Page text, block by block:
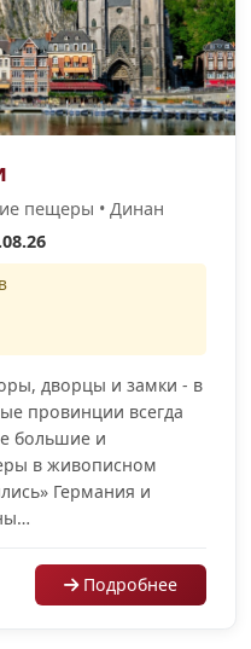
пещеры • Динан
дворцы и замки - в
провинции всегда
большие и
в живописном
Германия и
Подробнее